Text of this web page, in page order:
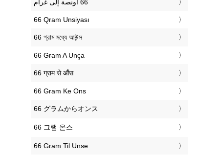
‎66 Qram Unsiyası
‎66 গ্রাম মধ্যে আউন্স
‎66 Gram A Unça
‎66 ग्राम से औंस
‎66 Gram Ke Ons
‎66 グラムからオンス
‎66 그램 온스
‎66 Gram Til Unse